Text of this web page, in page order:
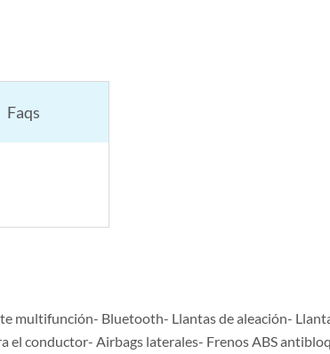
Faqs
Bluetooth- Llantas de aleación-
conductor- Airbags laterales- Frenos ABS